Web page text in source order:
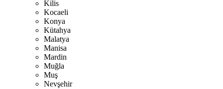
Kilis
Kocaeli
Konya
Kütahya
Malatya
Manisa
Mardin
Muğla
Muş
Nevşehir